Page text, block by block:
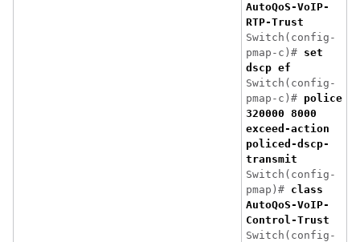
AutoQoS-VoIP-
RTP-Trust
Switch(config-
pmap-c)# set
dscp ef
Switch(config-
pmap-c)# police
320000 8000
exceed-action
policed-dscp-
transmit
Switch(config-
pmap)# class
AutoQoS-VoIP-
Control-Trust
Switch(config-